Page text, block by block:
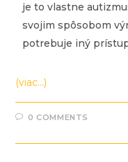
je to vlastne
svojim spôsobom
potrebuje iný
(viac…)
0 COMMENTS